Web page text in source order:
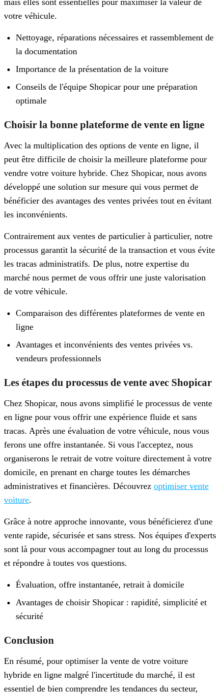
votre véhicule.
Nettoyage, réparations nécessaires et rassemblement de
la documentation
Importance de la présentation de la voiture
Conseils de l'équipe Shopicar pour une préparation
optimale
Choisir la bonne plateforme de vente en ligne
Avec la multiplication des options de vente en ligne, il
peut être difficile de choisir la meilleure plateforme pour
vendre votre voiture hybride. Chez Shopicar, nous avons
développé une solution sur mesure qui vous permet de
bénéficier des avantages des ventes privées tout en évitant
les inconvénients.
Contrairement aux ventes de particulier à particulier, notre
processus garantit la sécurité de la transaction et vous évite
les tracas administratifs. De plus, notre expertise du
marché nous permet de vous offrir une juste valorisation
de votre véhicule.
Comparaison des différentes plateformes de vente en
ligne
Avantages et inconvénients des ventes privées vs.
vendeurs professionnels
Les étapes du processus de vente avec Shopicar
Chez Shopicar, nous avons simplifié le processus de vente
en ligne pour vous offrir une expérience fluide et sans
tracas. Après une évaluation de votre véhicule, nous vous
ferons une offre instantanée. Si vous l'acceptez, nous
organiserons le retrait de votre voiture directement à votre
domicile, en prenant en charge toutes les démarches
administratives et financières. Découvrez optimiser vente
voiture.
Grâce à notre approche innovante, vous bénéficierez d'une
vente rapide, sécurisée et sans stress. Nos équipes d'experts
sont là pour vous accompagner tout au long du processus
et répondre à toutes vos questions.
Évaluation, offre instantanée, retrait à domicile
Avantages de choisir Shopicar : rapidité, simplicité et
sécurité
Conclusion
En résumé, pour optimiser la vente de votre voiture
hybride en ligne malgré l'incertitude du marché, il est
essentiel de bien comprendre les tendances du secteur,